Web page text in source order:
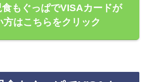
もぐっぱでVISAカードが
方はこちらをクリック